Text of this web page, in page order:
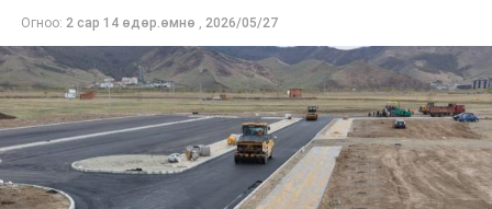
Огноо: 2 сар 14 өдөр.өмнө , 2026/05/27